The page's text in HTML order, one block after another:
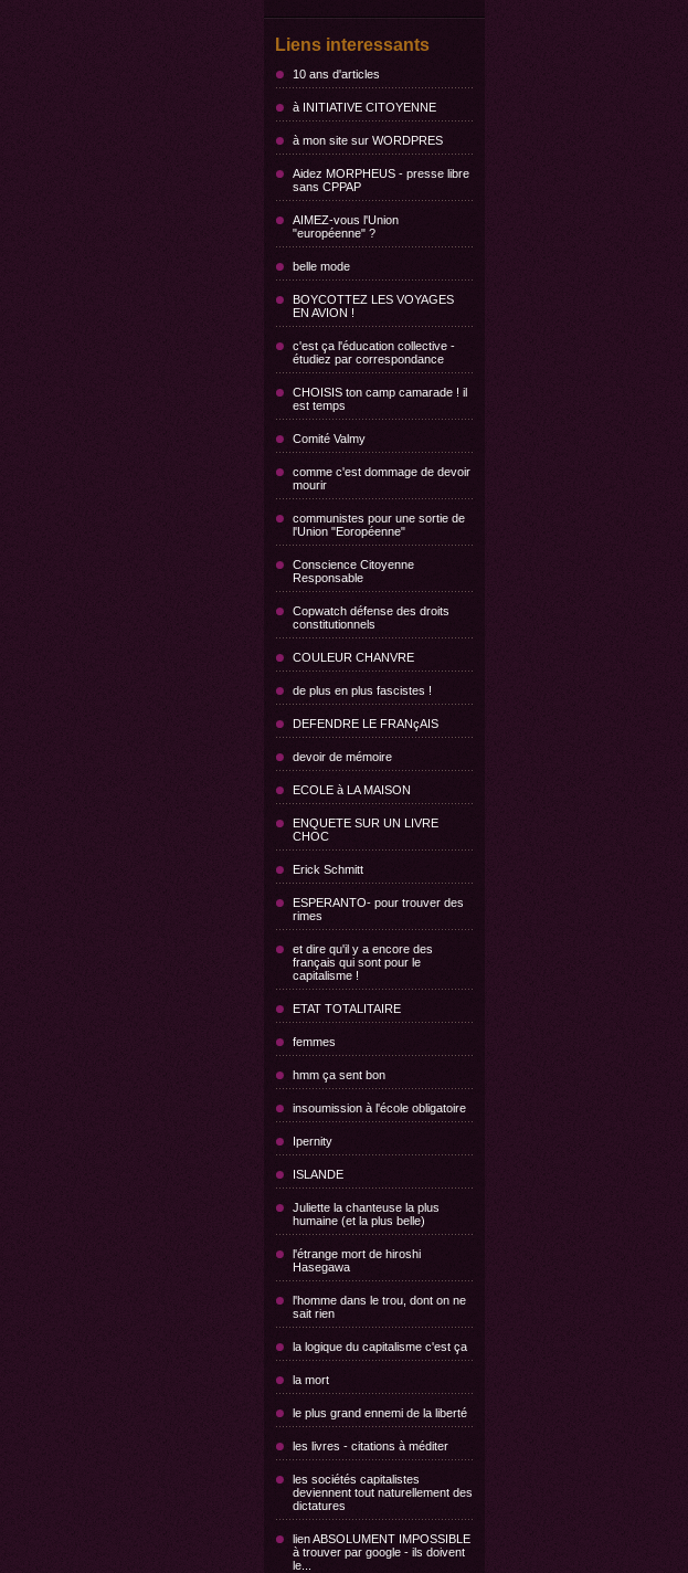
Liens interessants
10 ans d'articles
à INITIATIVE CITOYENNE
à mon site sur WORDPRES
Aidez MORPHEUS - presse libre
sans CPPAP
AIMEZ-vous l'Union
"européenne" ?
belle mode
BOYCOTTEZ LES VOYAGES
EN AVION !
c'est ça l'éducation collective -
étudiez par correspondance
CHOISIS ton camp camarade ! il
est temps
Comité Valmy
comme c'est dommage de devoir
mourir
communistes pour une sortie de
l'Union "Eoropéenne"
Conscience Citoyenne
Responsable
Copwatch défense des droits
constitutionnels
COULEUR CHANVRE
de plus en plus fascistes !
DEFENDRE LE FRANçAIS
devoir de mémoire
ECOLE à LA MAISON
ENQUETE SUR UN LIVRE
CHOC
Erick Schmitt
ESPERANTO- pour trouver des
rimes
et dire qu'il y a encore des
français qui sont pour le
capitalisme !
ETAT TOTALITAIRE
femmes
hmm ça sent bon
insoumission à l'école obligatoire
Ipernity
ISLANDE
Juliette la chanteuse la plus
humaine (et la plus belle)
l'étrange mort de hiroshi
Hasegawa
l'homme dans le trou, dont on ne
sait rien
la logique du capitalisme c'est ça
la mort
le plus grand ennemi de la liberté
les livres - citations à méditer
les sociétés capitalistes
deviennent tout naturellement des
dictatures
lien ABSOLUMENT IMPOSSIBLE
à trouver par google - ils doivent
le...